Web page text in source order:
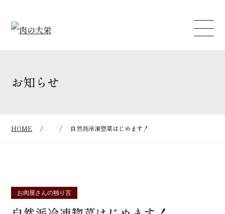
お知らせ
HOME / / 自然派冷凍惣菜はじめます！
お肉屋さんの独り言